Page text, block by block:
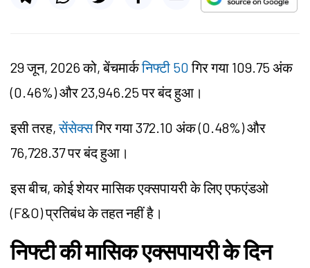
29 जून, 2026 को, बेंचमार्कनिफ्टी 50गिर गया 109.75 अंक
(0.46%) और 23,946.25 पर बंद हुआ।
इसी तरह,सेंसेक्सगिर गया 372.10 अंक (0.48%) और
76,728.37 पर बंद हुआ।
इस बीच, कोई शेयर मासिक एक्सपायरी के लिए एफएंडओ
(F&O) प्रतिबंध के तहत नहीं है।
निफ्टी की मासिक एक्सपायरी के दिन